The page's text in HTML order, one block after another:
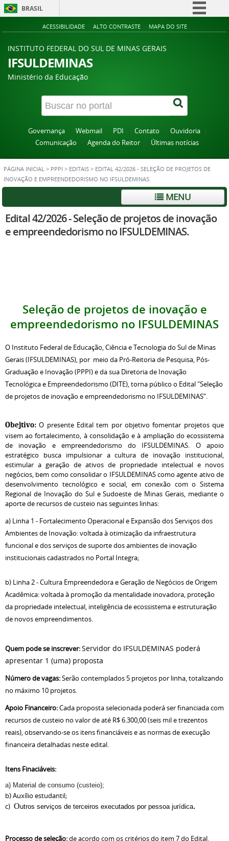
BRASIL
Simplifique!
ACESSIBILIDADE ALTO CONTRASTE MAPA DO SITE
INSTITUTO FEDERAL DO SUL DE MINAS GERAIS
IFSULDEMINAS
Ministério da Educação
Governança Webmail PDI Contato
Ouvidoria
Comunicação
Agenda do Reitor Últimas notícias
PÁGINA INICIAL > PPPI > EDITAIS > EDITAL 42/2026 - SELEÇÃO DE PROJETOS DE
INOVAÇÃO E EMPREENDEDORISMO NO IFSULDEMINAS.
MENU
Edital 42/2026 - Seleção de projetos de inovação
e empreendedorismo no IFSULDEMINAS.
Seleção de projetos de inovação e
empreendedorismo no IFSULDEMINAS
O Instituto Federal de Educação, Ciência e Tecnologia do Sul de Minas
Gerais (IFSULDEMINAS), por meio da Pró-Reitoria de Pesquisa, Pós-
Graduação e Inovação (PPPI) e da sua Diretoria de Inovação
Tecnológica e Empreendedorismo (DITE), torna público o Edital "Seleção
de projetos de inovação e empreendedorismo no IFSULDEMINAS”.
Obejtivo:O presente Edital tem por objetivo fomentar projetos que
visem ao fortalecimento, à consolidação e à ampliação do ecossistema
de inovação e empreendedorismo do IFSULDEMINAS. O apoio
estratégico busca impulsionar a cultura de inovação institucional,
estimular a geração de ativos de propriedade intelectual e novos
negócios, bem como consolidar o IFSULDEMINAS como agente ativo de
desenvolvimento tecnológico e social, em conexão com o Sistema
Regional de Inovação do Sul e Sudoeste de Minas Gerais, mediante o
aporte de recursos de custeio nas seguintes linhas:
a) Linha 1 - Fortalecimento Operacional e Expansão dos Serviços dos
Ambientes de Inovação: voltada à otimização da infraestrutura
funcional e dos serviços de suporte dos ambientes de inovação
institucionais cadastrados no Portal Integra;
b) Linha 2 - Cultura Empreendedora e Geração de Negócios de Origem
Acadêmica: voltada à promoção da mentalidade inovadora, proteção
da propriedade intelectual, inteligência de ecossistema e estruturação
de novos empreendimentos.
Quem pode se inscrever:Servidor do IFSULDEMINAS poderá
apresentar 1 (uma) proposta
Número de vagas:Serão contemplados 5 projetos por linha, totalizando
no máximo 10 projetos.
Apoio Financeiro:Cada proposta selecionada poderá ser financiada com
recursos de custeio no valor de até R$ 6.300,00 (seis mil e trezentos
reais), observando-se os itens financiáveis e as normas de execução
financeira detalhadas neste edital.
Itens Finaciáveis:
a) Material de consumo (custeio);
b) Auxílio estudantil;
c) Outros serviços de terceiros executados por pessoa jurídica.
Processo de seleção:de acordo com os critérios do item 7 do Edital.